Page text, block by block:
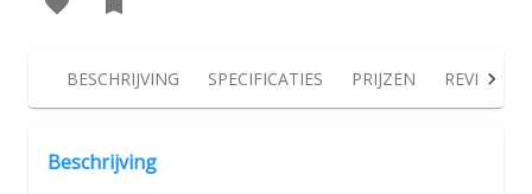
BESCHRIJVING SPECIFICATIES PRIJZEN REVIEWS
Beschrijving